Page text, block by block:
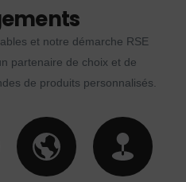
et notre démarche RSE
partenaire de choix et de
de produits personnalisés.